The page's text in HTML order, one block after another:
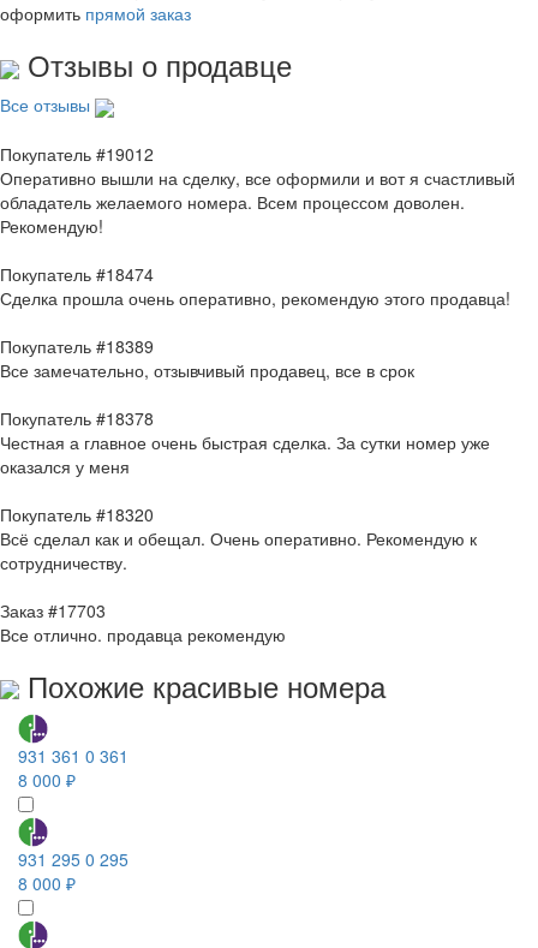
оформить прямой заказ
Отзывы о продавце
Все отзывы
Покупатель #19012
Оперативно вышли на сделку, все оформили и вот я счастливый
обладатель желаемого номера. Всем процессом доволен.
Рекомендую!
Покупатель #18474
Сделка прошла очень оперативно, рекомендую этого продавца!
Покупатель #18389
Все замечательно, отзывчивый продавец, все в срок
Покупатель #18378
Честная а главное очень быстрая сделка. За сутки номер уже
оказался у меня
Покупатель #18320
Всё сделал как и обещал. Очень оперативно. Рекомендую к
сотрудничеству.
Заказ #17703
Все отлично. продавца рекомендую
Похожие красивые номера
931 361 0 361
8 000 ₽
931 295 0 295
8 000 ₽